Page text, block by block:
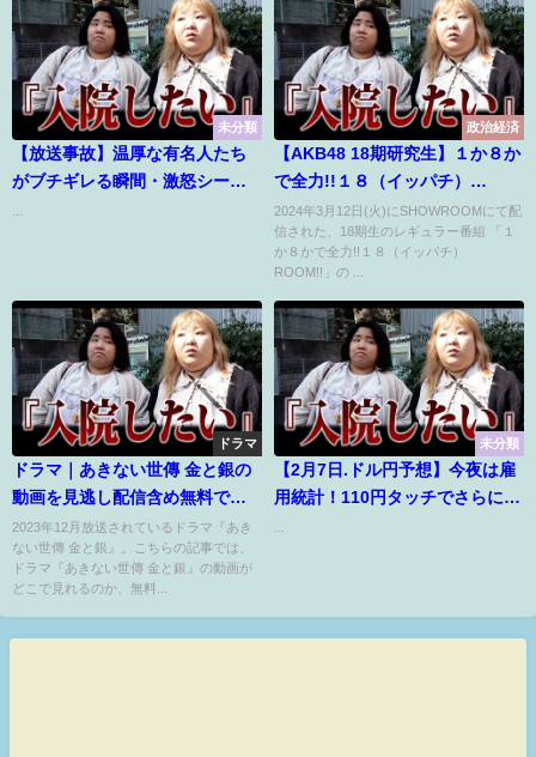
未分類
【放送事故】温厚な有名人たち
がブチギレる瞬間・激怒シーン
政治経済
【AKB48 18期研究生】１か８か
で全力!!１８（イッパチ）
ROOM!! ♯44
2024年3月12日(火)にSHOWROOMにて配
信された、18期生のレギュラー番組 「１
か８かで全力!!１８（イッパチ）
ROOM!!」の ...
ドラマ
ドラマ｜あきない世傳 金と銀の
動画を見逃し配信含め無料で見
れる配信サイトまとめ
2023年12月放送されているドラマ『あき
ない世傳 金と銀』。こちらの記事では、
ドラマ『あきない世傳 金と銀』の動画が
どこで見れるのか、無料...
未分類
【2月7日.ドル円予想】今夜は雇
用統計！110円タッチでさらに高